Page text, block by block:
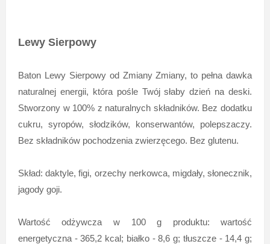
Lewy Sierpowy
Baton Lewy Sierpowy od Zmiany Zmiany, to pełna dawka
naturalnej energii, która pośle Twój słaby dzień na deski.
Stworzony w 100% z naturalnych składników. Bez dodatku
cukru, syropów, słodzików, konserwantów, polepszaczy.
Bez składników pochodzenia zwierzęcego. Bez glutenu.
Skład: daktyle, figi, orzechy nerkowca, migdały, słonecznik,
jagody goji.
Wartość odżywcza w 100 g produktu: wartość
energetyczna - 365,2 kcal; białko - 8,6 g; tłuszcze - 14,4 g;